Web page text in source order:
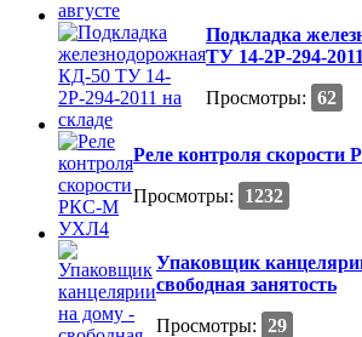
Подкладка
ТУ 14-2Р-294-
Просмотры: 62
Реле контроля
Просмотры:
1232
Упаковщик
свободная занятость
Просмотры: 29